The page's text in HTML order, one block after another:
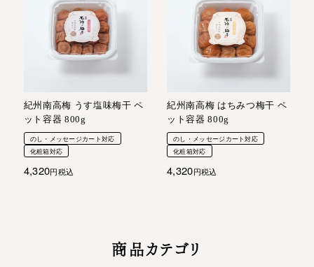
紀州南高梅 うす塩味梅干 ペ
ット容器 800g
のし・メッセージカート対応
化粧箱対応
4,320 税込
紀州南高梅 はちみつ梅干 ペ
ット容器 800g
のし・メッセージカート対応
化粧箱対応
4,320 税込
商品カテゴリ